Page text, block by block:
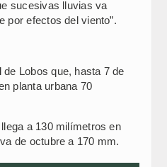
sucesivas lluvias va
por efectos del viento”.
Lobos que, hasta 7 de
planta urbana 70
a 130 milímetros en
de octubre a 170 mm.